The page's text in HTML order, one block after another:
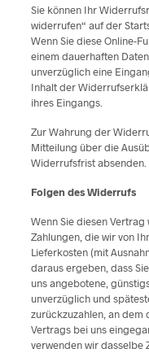
Sie können Ihr
widerrufen“ auf der
Wenn Sie diese Online-
einem dauerhaften
unverzüglich eine
Inhalt der
ihres Eingangs.
Zur Wahrung der
Mitteilung über die
Widerrufsfrist absenden.
Folgen des Widerrufs
Wenn Sie diesen
Zahlungen, die wir von
Lieferkosten (mit
daraus ergeben, dass
uns angebotene,
unverzüglich und
zurückzuzahlen, an
Vertrags bei uns
verwenden wir dasselbe